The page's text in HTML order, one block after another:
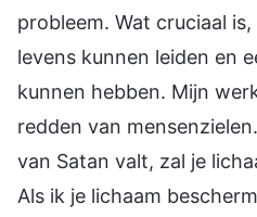
probleem. Wat cruciaal
levens kunnen leiden en
kunnen hebben. Mijn
redden van
van Satan valt, zal je
Als ik je lichaam